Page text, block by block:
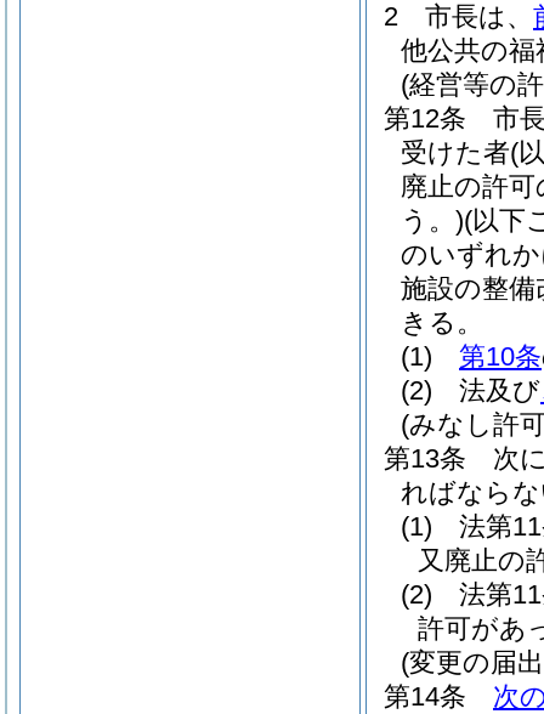
2
市長は、
他公共の
(経営等の
第12条
市
受けた者(
廃止の許
う。)(以下
のいずれ
施設の整
きる。
(1)
第10条
(2)
法及び
(みなし許
第13条
次
ればなら
(1)
法第
又廃止の
(2)
法第
許可があ
(変更の届
第14条
次